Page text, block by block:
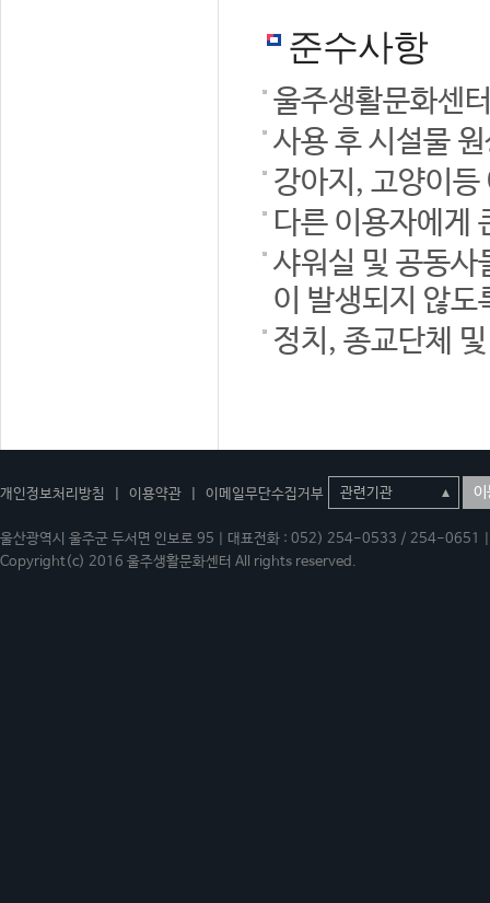
준수사항
울주생활문화센
사용 후 시설물
강아지, 고양이
다른 이용자에게
샤워실 및 공동사
이 발생되지 않도
정치, 종교단체
개인정보처리방침 이용약관 이메일무단수집거부 이
울산광역시 울주군 두서면 인보로 95 | 대표전화 : 052) 254-0533 / 254-
Copyright(c) 2016 울주생활문화센터 All rights reserved.